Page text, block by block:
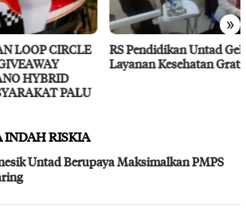
»
CIRCLE
PALU
RS Pendidikan Untad Gelar
Layanan Kesehatan Gratis
INDAH RISKIA
Untad Berupaya Maksimalkan PMPS